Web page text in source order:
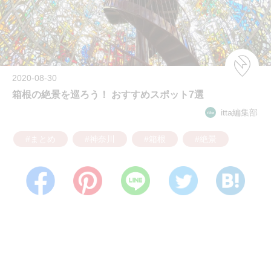
2020-08-30
箱根の絶景を巡ろう！ おすすめスポット7選
itta編集部